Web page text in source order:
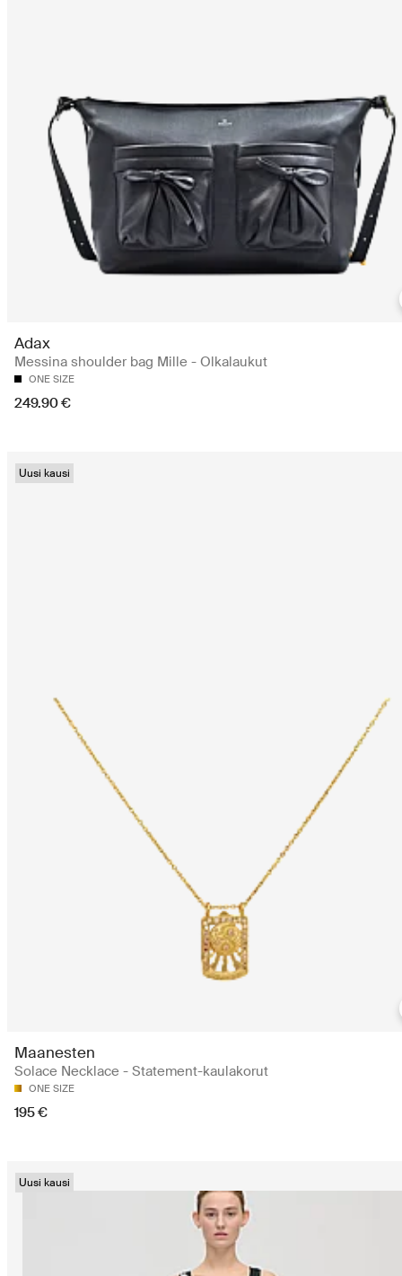
Adax
Messina shoulder bag Mille - Olkalaukut
ONE SIZE
249.90 €
Uusi kausi
Maanesten
Solace Necklace - Statement-kaulakorut
ONE SIZE
195 €
Uusi kausi